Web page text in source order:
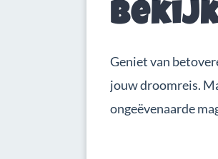
Geniet van
jouw droomreis.
ongeëvenaarde